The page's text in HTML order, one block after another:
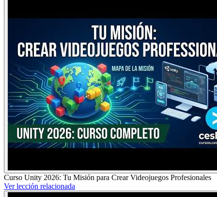
Curso Unity 2026: Tu Misión para Crear Videojuegos Profesionales
Ver lección relacionada